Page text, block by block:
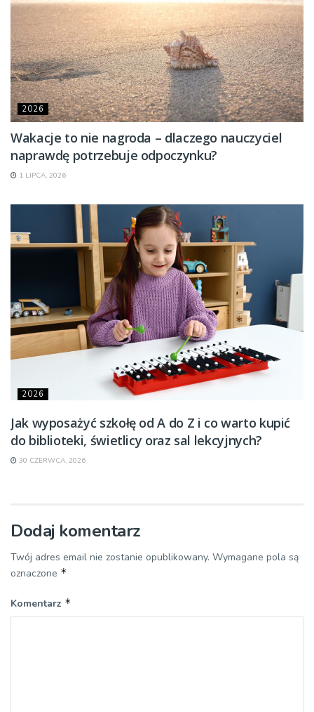
2026
Wakacje to nie nagroda – dlaczego nauczyciel
naprawdę potrzebuje odpoczynku?
1 LIPCA, 2026
2026
Jak wyposażyć szkołę od A do Z i co warto kupić
do biblioteki, świetlicy oraz sal lekcyjnych?
30 CZERWCA, 2026
Dodaj komentarz
Twój adres email nie zostanie opublikowany. Wymagane pola są
oznaczone *
Komentarz *